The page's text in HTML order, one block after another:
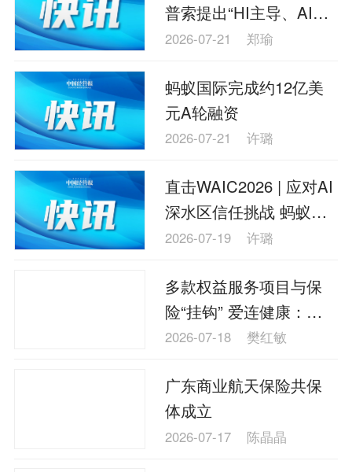
普索提出“HI主导、AI增
强”路线
2026-07-21 郑瑜
蚂蚁国际完成约12亿美
元A轮融资
2026-07-21 许璐
直击WAIC2026 | 应对AI
深水区信任挑战 蚂蚁数
科推出“商业智能体超级
2026-07-19 许璐
多款权益服务项目与保
险“挂钩” 爱连健康：未
对外销售“特药卡”“CAR-
2026-07-18 樊红敏
广东商业航天保险共保
体成立
2026-07-17 陈晶晶